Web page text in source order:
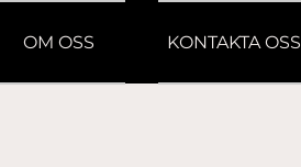
OM OSS KONTAKTA OSS